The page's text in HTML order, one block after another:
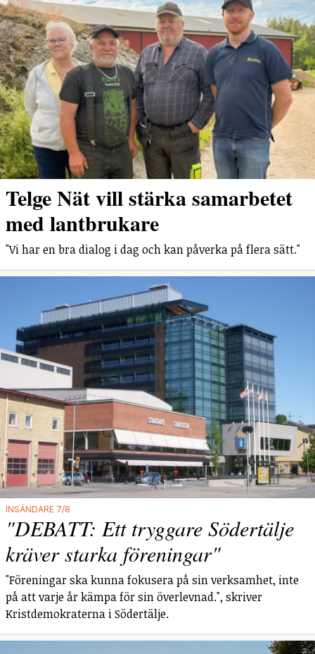
Telge Nät vill stärka samarbetet
med lantbrukare
"Vi har en bra dialog i dag och kan påverka på flera sätt."
INSÄNDARE 7/8
"DEBATT: Ett tryggare Södertälje
kräver starka föreningar"
"Föreningar ska kunna fokusera på sin verksamhet, inte
på att varje år kämpa för sin överlevnad.", skriver
Kristdemokraterna i Södertälje.